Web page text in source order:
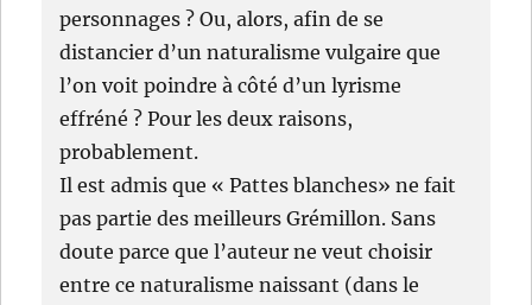
personnages ? Ou, alors, afin de se
distancier d’un naturalisme vulgaire que
l’on voit poindre à côté d’un lyrisme
effréné ? Pour les deux raisons,
probablement.
Il est admis que « Pattes blanches» ne fait
pas partie des meilleurs Grémillon. Sans
doute parce que l’auteur ne veut choisir
entre ce naturalisme naissant (dans le